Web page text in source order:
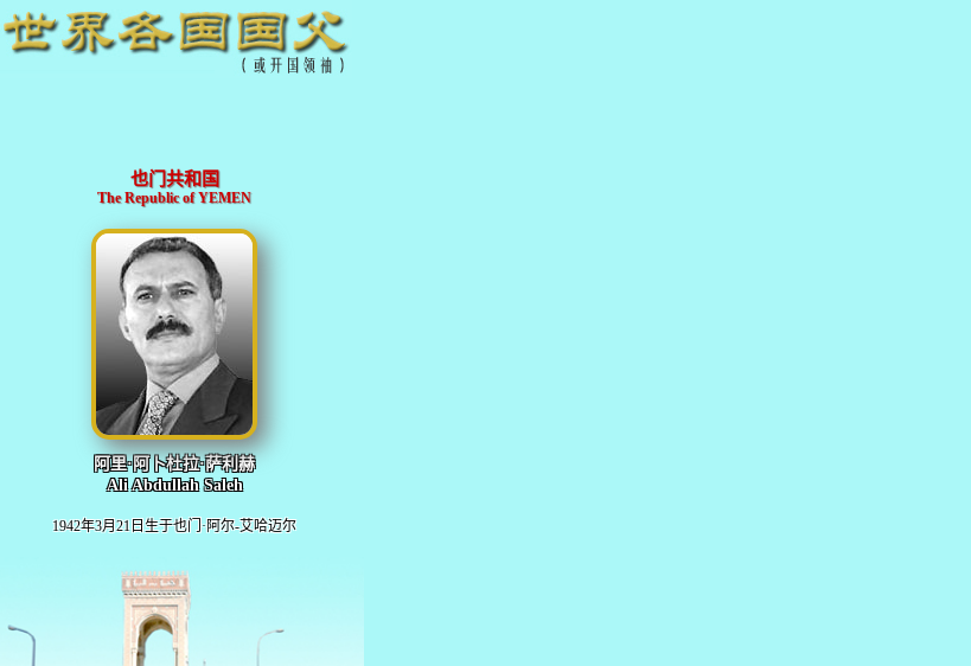
也门共和国
The Republic of YEMEN
阿里·阿卜杜拉·萨利赫
Ali Abdullah Saleh
1942年3月21日生于也门·阿尔-艾哈迈尔